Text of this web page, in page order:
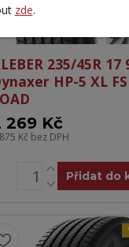
235/45R 17
HP-5 XL
269 Kč
Kč bez DPH
Přidat do
zde.